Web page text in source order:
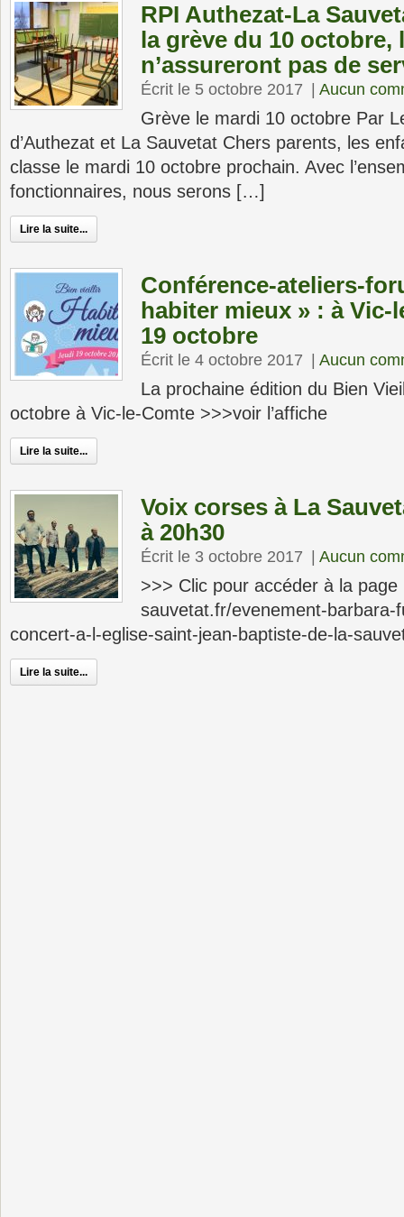
RPI Authezat-La
la grève du 10 octobre,
n’assureront pas de
Écrit le 5 octobre 2017 Aucun
Grève le mardi 10 octobre Par
d’Authezat et La Sauvetat Chers parents, les
classe le mardi 10 octobre prochain. Avec
fonctionnaires, nous serons […]
Lire la suite...
Conférence-ateliers-
habiter mieux » : à Vic-
19 octobre
Écrit le 4 octobre 2017 Aucun
La prochaine édition du Bien
octobre à Vic-le-Comte >>>voir l’affiche
Lire la suite...
Voix corses à La
à 20h30
Écrit le 3 octobre 2017 Aucun
>>> Clic pour accéder à la
sauvetat.fr/evenement-barbara-
concert-a-l-eglise-saint-jean-baptiste-de-la-
Lire la suite...